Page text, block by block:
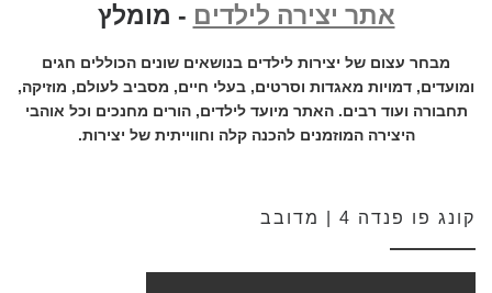
אתר יצירה לילדים - מומלץ
מבחר עצום של יצירות לילדים בנושאים שונים הכוללים חגים
ומועדים, דמויות מאגדות וסרטים, בעלי חיים, מסביב לעולם, מוזיקה,
תחבורה ועוד רבים. האתר מיועד לילדים, הורים מחנכים וכל אוהבי
היצירה המוזמנים להכנה קלה וחווייתית של יצירות.
קונג פו פנדה 4 | מדובב